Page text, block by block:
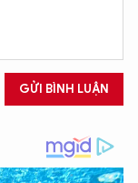
GỬI BÌNH LUẬN